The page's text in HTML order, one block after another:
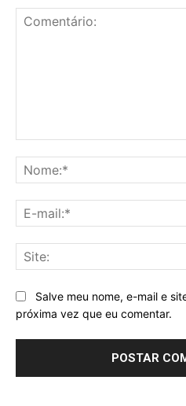
Salve meu nome, e-mail e
próxima vez que eu comentar.